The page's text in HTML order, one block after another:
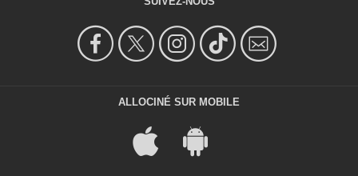
ALLOCINÉ SUR MOBILE